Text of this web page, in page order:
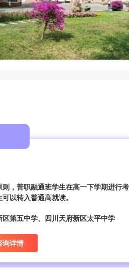
则，普职融通班学生在高一下学期进行
以转入普通高就读。
区第五中学、四川天府新区太平中学
询详情